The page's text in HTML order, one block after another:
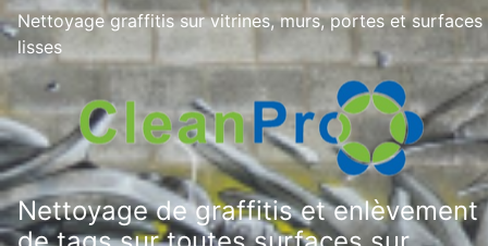
Nettoyage graffitis sur vitrines, murs, portes et surfaces
lisses
Nettoyage de graffitis et enlèvement